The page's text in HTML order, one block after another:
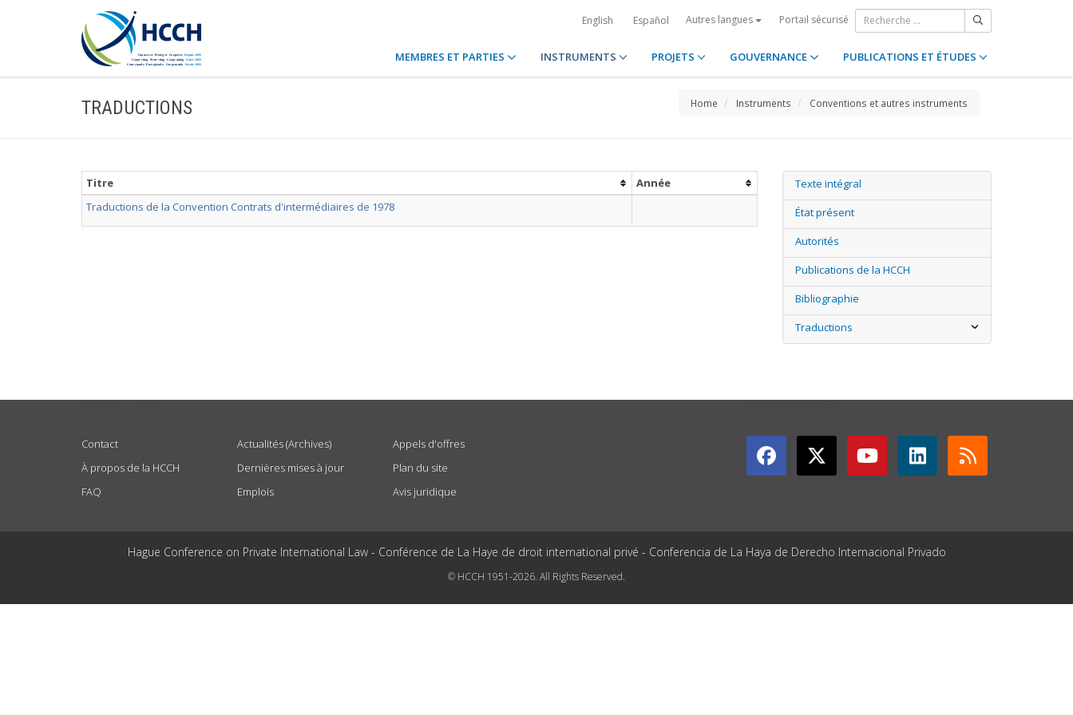
English Español Autres langues Portail sécurisé
MEMBRES ET PARTIES INSTRUMENTS PROJETS GOUVERNANCE PUBLICATIONS ET ÉTUDES
TRADUCTIONS Home Instruments Conventions et autres instruments
Titre
Année
Traductions de la Convention Contrats d'intermédiaires de 1978
Texte intégral
État présent
Autorités
Publications de la HCCH
Bibliographie
Traductions
Contact
À propos de la HCCH
FAQ
Actualités (Archives)
Dernières mises à jour
Emplois
Appels d'offres
Plan du site
Avis juridique
Hague Conference on Private International Law - Conférence de La Haye de droit international privé - Conferencia de La Haya de Derecho Internacional Privado
© HCCH 1951-2026. All Rights Reserved.